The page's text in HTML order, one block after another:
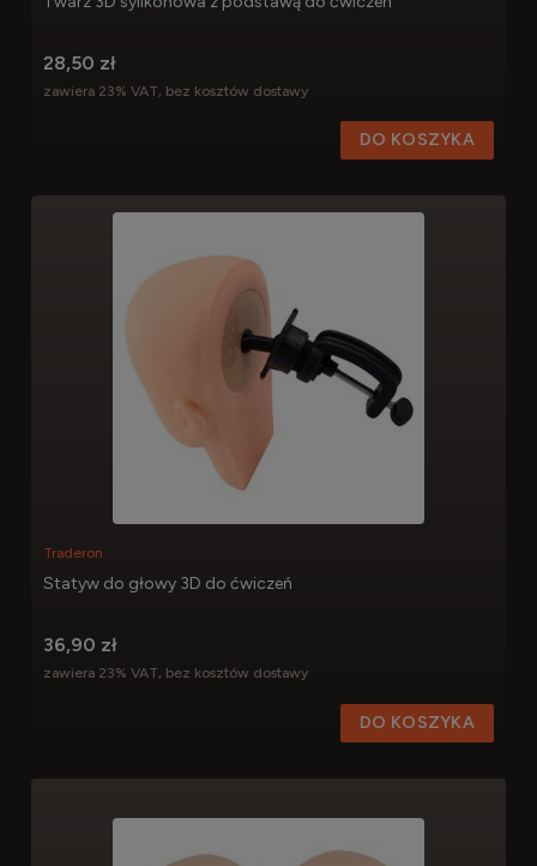
28,50 zł
zawiera 23% VAT, bez kosztów dostawy
DO KOSZYKA
Statyw do głowy 3D do ćwiczeń
Traderon
36,90 zł
zawiera 23% VAT, bez kosztów dostawy
DO KOSZYKA